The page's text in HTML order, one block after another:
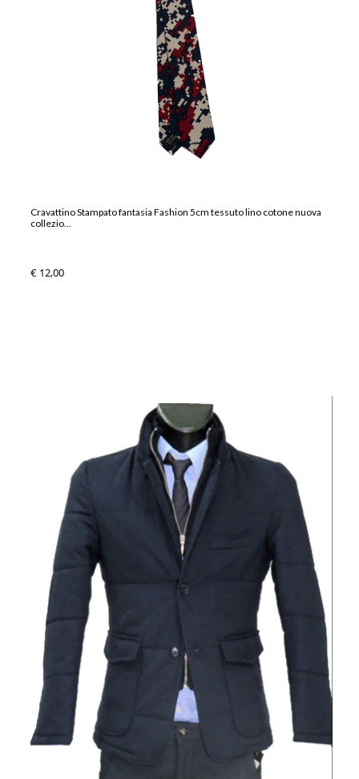
Cravattino Stampato fantasia Fashion 5cm tessuto lino cotone nuova
collezio...
€ 12,00